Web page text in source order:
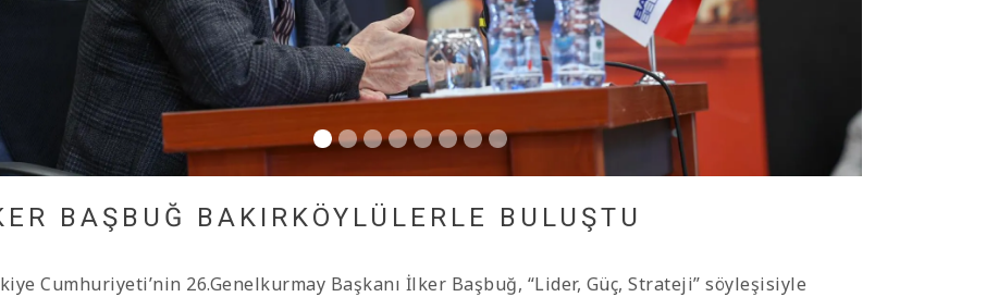
BAŞBUĞ BAKIRKÖYLÜLERLE BULUŞTU
Cumhuriyeti’nin 26.Genelkurmay Başkanı İlker Başbuğ, “Lider, Güç, Strateji” söyleşisiyle